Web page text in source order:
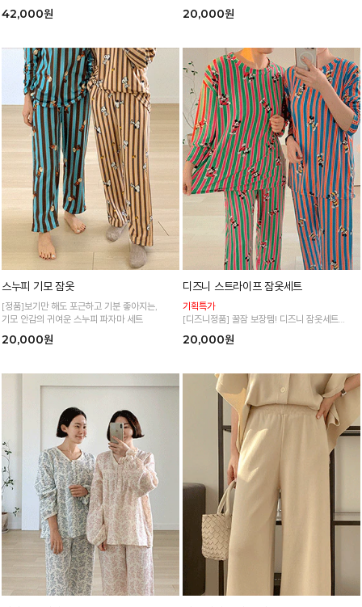
42,000원 20,000원
스누피 기모 잠옷
[정품]보기만 해도 포근하고 기분 좋아지는,
기모 안감의 귀여운 스누피 파자마 세트
20,000원
디즈니 스트라이프 잠옷세트
기획특가
[디즈니정품] 꿀잠 보장템! 디즈니 잠옷세트
쫀쫀~쭉쭉 늘어나는 신축성으로 정말 편안해요
20,000원